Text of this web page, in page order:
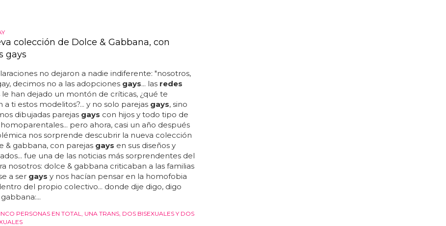
colección de Dolce & Gabbana, con
gays
no dejaron a nadie indiferente: "nosotros,
decimos no a las adopciones gays... las redes
le han dejado un montón de críticas, ¿qué te
a ti estos modelitos?... y no solo parejas gays, sino
dibujadas parejas gays con hijos y todo tipo de
pero ahora, casi un año después
nos sorprende descubrir la nueva colección
& gabbana, con parejas gays en sus diseños y
fue una de las noticias más sorprendentes del
nosotros: dolce & gabbana criticaban a las familias
a ser gays y nos hacían pensar en la homofobia
del propio colectivo... donde dije digo, digo
PERSONAS EN TOTAL, UNA TRANS, DOS BISEXUALES Y DOS